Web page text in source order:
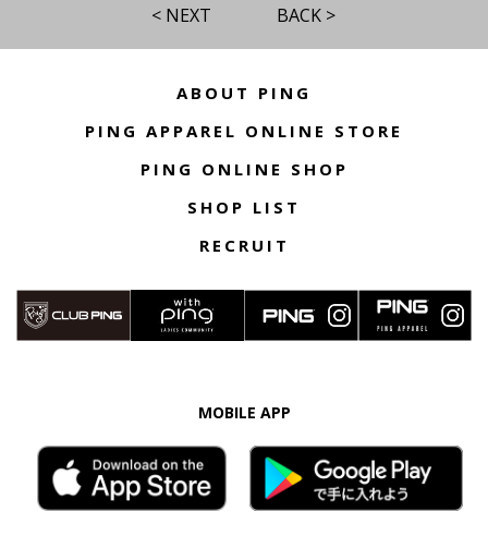
< NEXT BACK >
ABOUT PING
PING APPAREL ONLINE STORE
PING ONLINE SHOP
SHOP LIST
RECRUIT
MOBILE APP